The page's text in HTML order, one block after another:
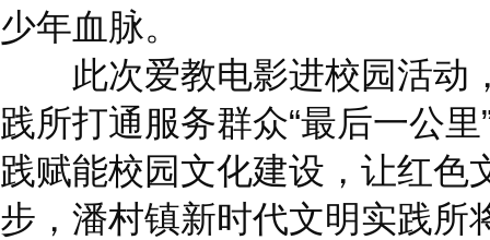
少年血脉。
此次爱教电影进校园活动
践所打通服务群众“最后一公
践赋能校园文化建设，让红色
步，潘村镇新时代文明实践所